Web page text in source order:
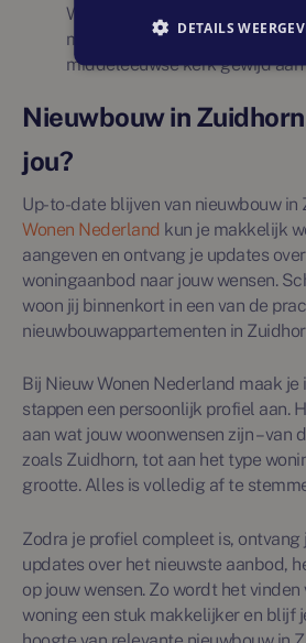
Wist je dat Zuidhorn, naast
maar liefst 26
middeleeuwse kerk gewijd
Nieuwbouw in
jou?
Up-to-date blijven van nieuwbouw in
Wonen Nederland kun je makkelijk
aangeven en ontvang je updates
woningaanbod naar jouw wensen.
woon jij binnenkort in een van de
nieuwbouwappartementen in
Bij Nieuw Wonen Nederland maak je
stappen een persoonlijk profiel aan.
aan wat jouw woonwensen zijn – van
zoals Zuidhorn, tot aan het type
grootte. Alles is volledig af te
Zodra je profiel compleet is,
updates over het nieuwste aanbod,
op jouw wensen. Zo wordt het
woning een stuk makkelijker en blijf
DETAILS